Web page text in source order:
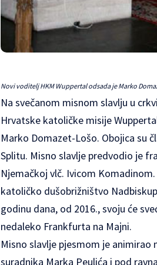
Novi voditelj HKM Wuppertal odsada je Marko
Na svečanom misnom slavlju u
Hrvatske katoličke misije
Marko Domazet-Lošo. Obojica su
Splitu. Misno slavlje predvodio je
Njemačkoj vlč. Ivicom
katoličko dušobrižništvo
godinu dana, od 2016., svoju će
nedaleko Frankfurta na Majni.
Misno slavlje pjesmom je
suradnika Marka Peulića i pod